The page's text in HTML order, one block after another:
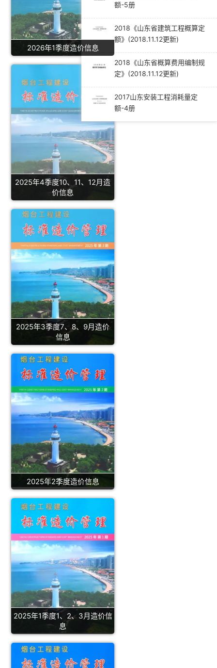
2026年1季度造价信息
2025年4季度10、11、12月造
价信息
2025年3季度7、8、9月造价
信息
2025年2季度造价信息
2025年1季度1、2、3月造价信
息
额-5册
2018《山东省建筑工程概算定
额》(2018.11.12更新)
2018《山东省概算费用编制规
定》(2018.11.12更新)
2017山东安装工程消耗量定
额-4册